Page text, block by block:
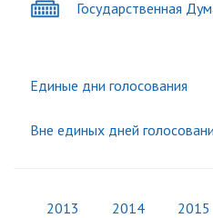
Государственная
Единые дни голосования
Вне единых дней
2013 2014 2015